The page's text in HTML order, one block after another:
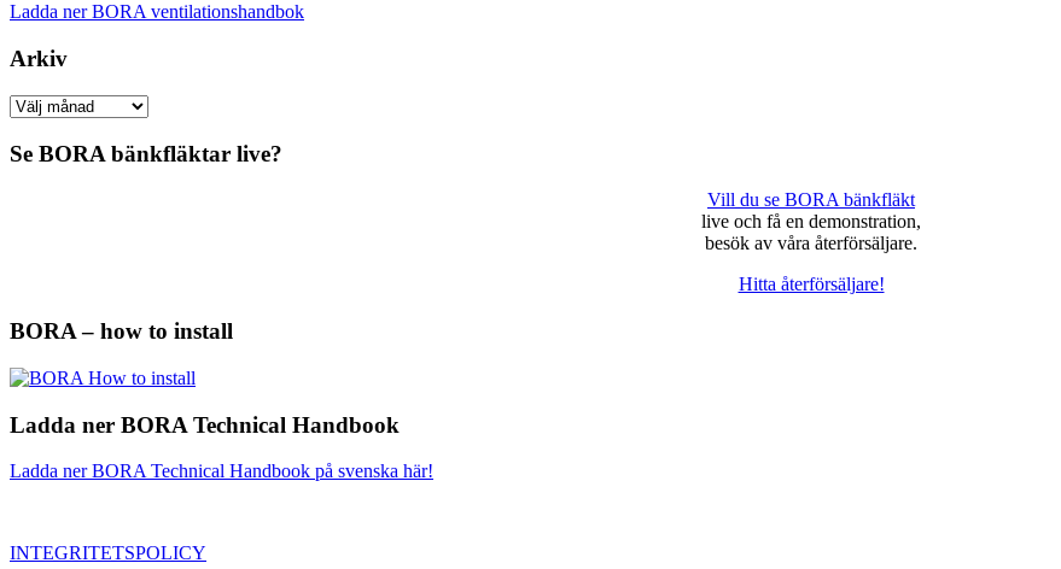
Ladda ner BORA ventilationshandbok
Arkiv
Arkiv
Se BORA bänkfläktar live?
Vill du se BORA bänkfläkt
live och få en demonstration,
besök av våra återförsäljare.
Hitta återförsäljare!
BORA – how to install
Ladda ner BORA Technical Handbook
Ladda ner BORA Technical Handbook på svenska här!
INTEGRITETSPOLICY